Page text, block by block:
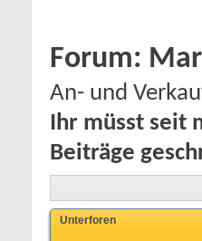
Forum:
An- und
Ihr müsst seit
Beiträge
Unterforen